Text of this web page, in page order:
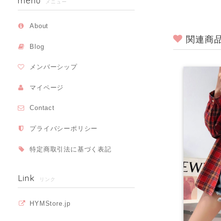
メニュー
About
Blog
メンバーシップ
マイページ
Contact
プライバシーポリシー
特定商取引法に基づく表記
Link リンク
HYMStore.jp
関連商